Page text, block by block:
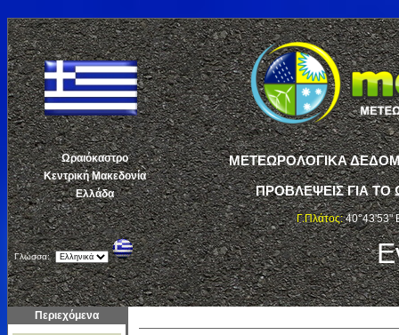
Ωραιόκαστρο
Κεντρική Μακεδονία
Ελλάδα
ΜΕΤΕΩΡΟΛΟΓΙΚΑ
ΠΡΟΒΛΕΨΕΙΣ ΓΙΑ ΤΟ
Γ.Πλάτος:40°43'53"
Γλώσσα:
Περιεχόμενα